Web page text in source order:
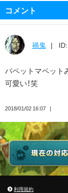
コメント
禍鬼
パペットマペット
可愛い！笑
2018/01/02 16:07
利用規約